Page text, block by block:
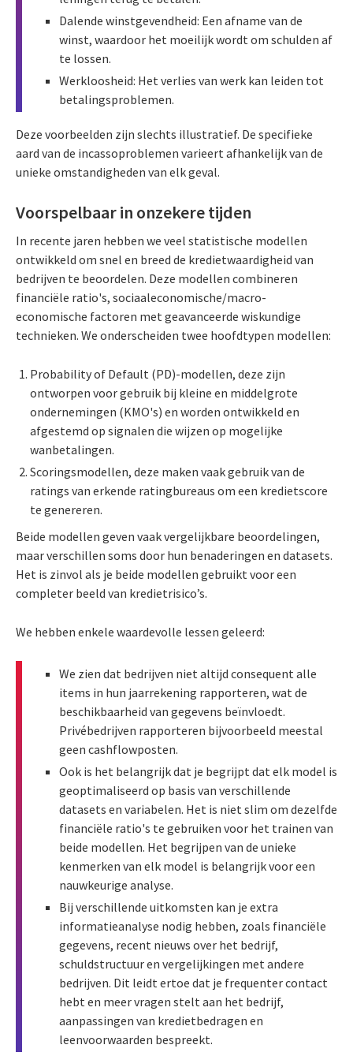
Dalende winstgevendheid: Een afname van de
winst, waardoor het moeilijk wordt om schulden af
te lossen.
Werkloosheid: Het verlies van werk kan leiden tot
betalingsproblemen.
Deze voorbeelden zijn slechts illustratief. De specifieke
aard van de incassoproblemen varieert afhankelijk van de
unieke omstandigheden van elk geval.
Voorspelbaar in onzekere tijden
In recente jaren hebben we veel statistische modellen
ontwikkeld om snel en breed de kredietwaardigheid van
bedrijven te beoordelen. Deze modellen combineren
financiële ratio's, sociaaleconomische/macro-
economische factoren met geavanceerde wiskundige
technieken. We onderscheiden twee hoofdtypen modellen:
Probability of Default (PD)-modellen, deze zijn
ontworpen voor gebruik bij kleine en middelgrote
ondernemingen (KMO's) en worden ontwikkeld en
afgestemd op signalen die wijzen op mogelijke
wanbetalingen.
Scoringsmodellen, deze maken vaak gebruik van de
ratings van erkende ratingbureaus om een kredietscore
te genereren.
Beide modellen geven vaak vergelijkbare beoordelingen,
maar verschillen soms door hun benaderingen en datasets.
Het is zinvol als je beide modellen gebruikt voor een
completer beeld van kredietrisico’s.
We hebben enkele waardevolle lessen geleerd:
We zien dat bedrijven niet altijd consequent alle
items in hun jaarrekening rapporteren, wat de
beschikbaarheid van gegevens beïnvloedt.
Privébedrijven rapporteren bijvoorbeeld meestal
geen cashflowposten.
Ook is het belangrijk dat je begrijpt dat elk model is
geoptimaliseerd op basis van verschillende
datasets en variabelen. Het is niet slim om dezelfde
financiële ratio's te gebruiken voor het trainen van
beide modellen. Het begrijpen van de unieke
kenmerken van elk model is belangrijk voor een
nauwkeurige analyse.
Bij verschillende uitkomsten kan je extra
informatieanalyse nodig hebben, zoals financiële
gegevens, recent nieuws over het bedrijf,
schuldstructuur en vergelijkingen met andere
bedrijven. Dit leidt ertoe dat je frequenter contact
hebt en meer vragen stelt aan het bedrijf,
aanpassingen van kredietbedragen en
leenvoorwaarden bespreekt.